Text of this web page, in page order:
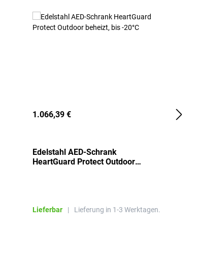
1.066,39 €
Edelstahl AED-Schrank
HeartGuard Protect Outdoor
Lieferbar | Lieferung in 1-3 Werktagen.